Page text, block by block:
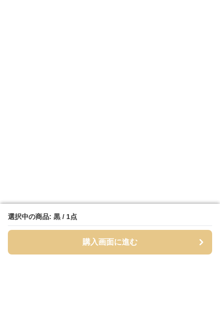
選択中の商品: 黒 / 1点
購入画面に進む
選択中の商品: 黒 / 1点
購入画面に進む